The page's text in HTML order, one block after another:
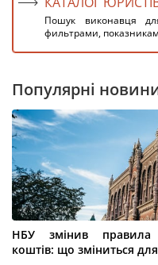
Пошук виконавця
фильтрами,
Популярні
НБУ змінив правила
коштів: що зміниться